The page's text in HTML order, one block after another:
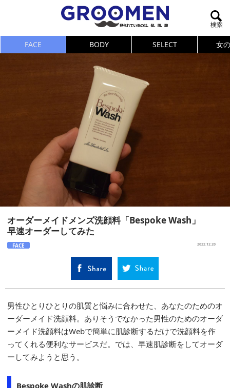
FACE BODY SELECT 女
オーダーメイドメンズ洗顔料「Bespoke Wash」
早速オーダーしてみた
FACE 2022.12.20
男性ひとりひとりの肌質と悩みに合わせた、あなたのためのオ
ーダーメイド洗顔料。ありそうでなかった男性のためのオーダ
ーメイド洗顔料はWebで簡単に肌診断するだけで洗顔料を作
ってくれる便利なサービスだ。では、早速肌診断をしてオーダ
ーしてみようと思う。
Bespoke Washの肌診断